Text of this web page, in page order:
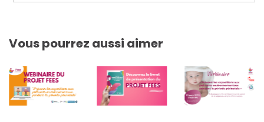
Vous pourrez aussi aimer